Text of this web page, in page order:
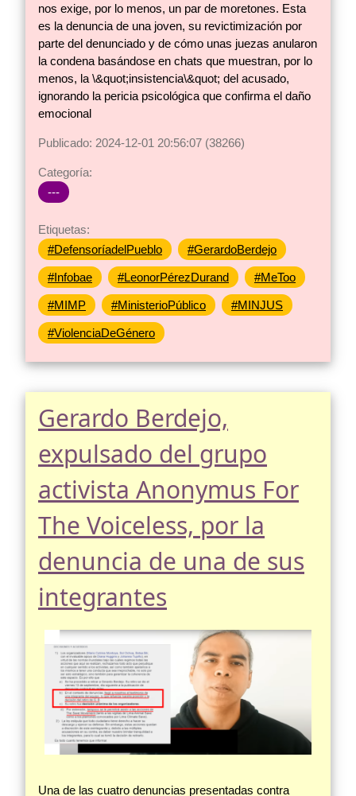
nos exige, por lo menos, un par de moretones. Esta
es la denuncia de una joven, su revictimización por
parte del denunciado y de cómo unas juezas anularon
la condena basándose en chats que muestran, por lo
menos, la \&quot;insistencia\&quot; del acusado,
ignorando la pericia psicológica que confirma el daño
emocional
Publicado: 2024-12-01 20:56:07 (38266)
Categoría:
---
Etiquetas:
#DefensoríadelPueblo
#GerardoBerdejo
#Infobae #LeonorPérezDurand #MeToo
#MIMP #MinisterioPúblico #MINJUS
#ViolenciaDeGénero
Gerardo Berdejo,
expulsado del grupo
activista Anonymus For
The Voiceless, por la
denuncia de una de sus
integrantes
Una de las cuatro denuncias presentadas contra